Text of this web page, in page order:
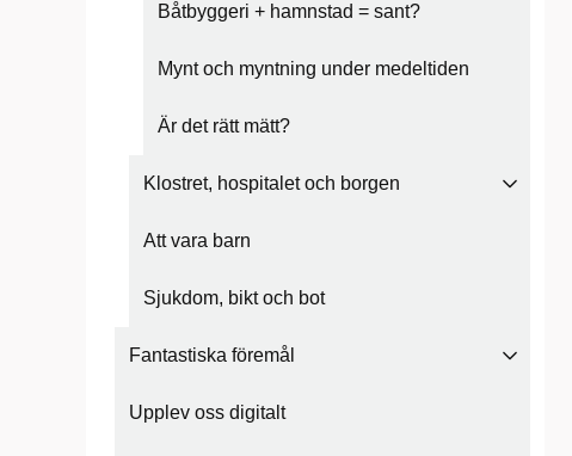
Båtbyggeri + hamnstad = sant?
Mynt och myntning under medeltiden
Är det rätt mätt?
Klostret, hospitalet och borgen
Att vara barn
Sjukdom, bikt och bot
Fantastiska föremål
Upplev oss digitalt